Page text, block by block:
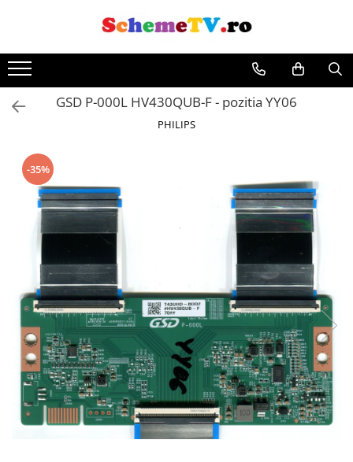
GSD P-000L HV430QUB-F - pozitia YY06
PHILIPS
-35%